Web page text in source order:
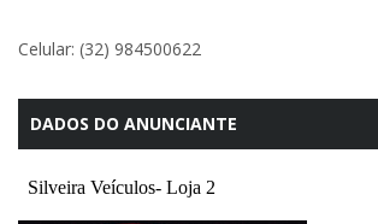
Celular: (32) 984500622
DADOS DO ANUNCIANTE